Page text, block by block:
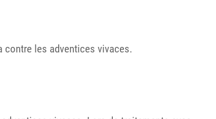
contre les adventices vivaces.